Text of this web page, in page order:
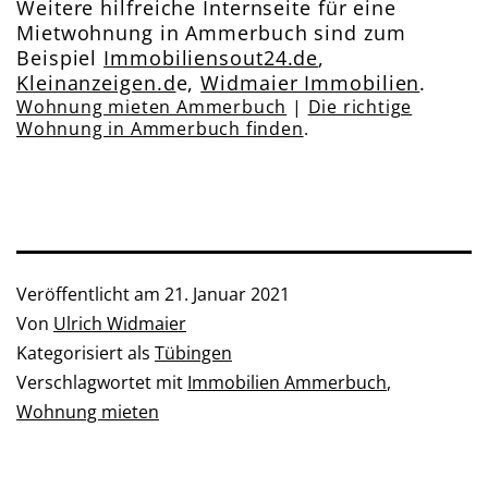
Weitere hilfreiche Internseite für eine
Mietwohnung in Ammerbuch sind zum
Beispiel Immobiliensout24.de,
Kleinanzeigen.de,Widmaier Immobilien.
Wohnung mieten Ammerbuch | Die richtige
Wohnung in Ammerbuch finden.
Veröffentlicht am 21. Januar 2021
Von Ulrich Widmaier
Kategorisiert als Tübingen
Verschlagwortet mit Immobilien Ammerbuch,
Wohnung mieten